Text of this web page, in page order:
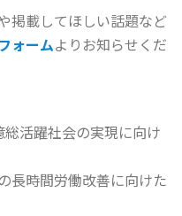
掲載してほしい話題など
ォームよりお知らせくだ
活躍社会の実現に向け
長時間労働改善に向けた